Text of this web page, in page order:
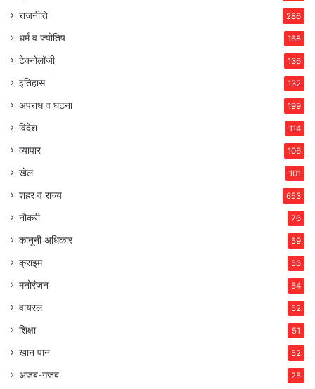
राजनीति 286
धर्म व ज्योतिष 168
टेक्नोलॉजी 136
इतिहास 132
अपराध व घटना 199
विदेश 114
व्यापार 106
खेल 101
शहर व राज्य 653
नौकरी 76
कानूनी अधिकार 59
क्राइम 56
मनोरंजन 54
वायरल 52
शिक्षा 51
खान पान 52
अजब-गजब 25